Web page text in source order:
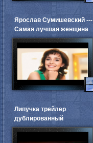
Ярослав Сумишевский ---
Самая лучшая женщина
Липучка трейлер
дублированный